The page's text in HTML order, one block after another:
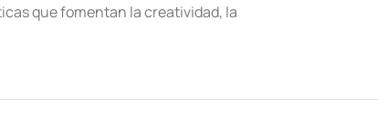
que fomentan la creatividad, la